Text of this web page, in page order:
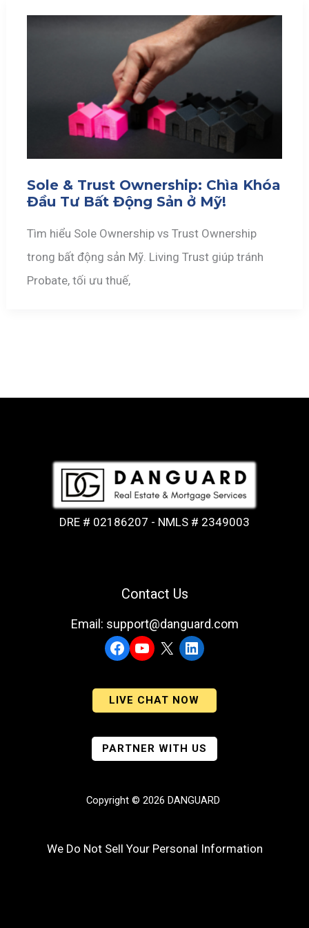
Sole & Trust Ownership: Chìa Khóa
Đầu Tư Bất Động Sản ở Mỹ!
Tìm hiểu Sole Ownership vs Trust Ownership
trong bất động sản Mỹ. Living Trust giúp tránh
Probate, tối ưu thuế,
DRE # 02186207 - NMLS # 2349003
Contact Us
Email: support@danguard.com
Facebook
YouTubeLinkedIn
LIVE CHAT NOW
PARTNER WITH US
Copyright © 2026 DANGUARD
We Do Not Sell Your Personal Information